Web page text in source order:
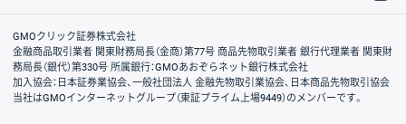
取引規程・約款
サイトマップ
その他のご案内
個人情報保護方針
最良執行方針
サイトのご利用について
ディスクレイマー
信託保全
リスク説明
会社案内
GMOクリック証券株式会社
金融商品取引業者 関東財務局長（金商）第77号 商品先物取引業者 銀行代理業者 関東財
務局長（銀代）第330号 所属銀行：GMOあおぞらネット銀行株式会社
加入協会：日本証券業協会、一般社団法人 金融先物取引業協会、日本商品先物取引協会
当社はGMOインターネットグループ（東証プライム上場9449）のメンバーです。